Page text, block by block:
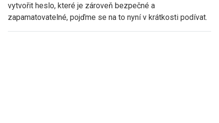
vytvořit heslo, které je zároveň bezpečné a
zapamatovatelné, pojďme se na to nyní v krátkosti podívat.